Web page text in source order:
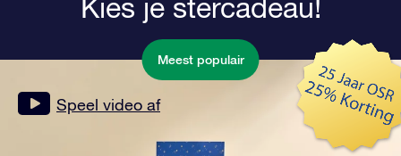
Kies je stercadeau!
Meest populair
Speel video af